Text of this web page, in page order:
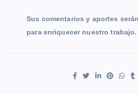
Sus comentarios y aportes
para enriquecer nuestro trabajo.